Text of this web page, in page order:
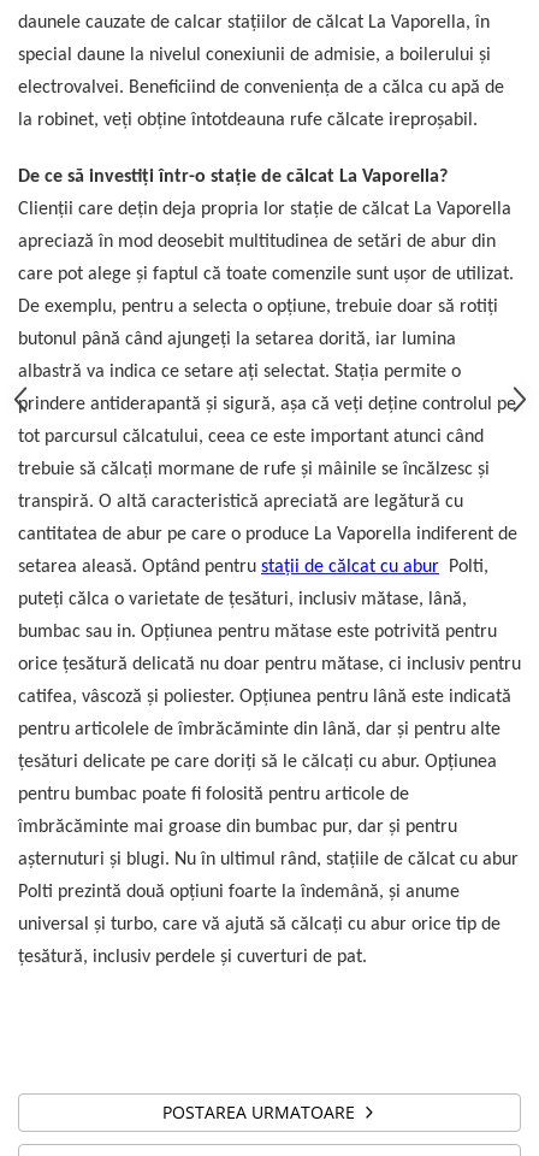
daunele cauzate de calcar stațiilor de călcat La Vaporella, în
special daune la nivelul conexiunii de admisie, a boilerului și
electrovalvei. Beneficiind de conveniența de a călca cu apă de
la robinet, veți obține întotdeauna rufe călcate ireproșabil.
De ce să investiți într-o stație de călcat La Vaporella?
Clienții care dețin deja propria lor stație de călcat La Vaporella
apreciază în mod deosebit multitudinea de setări de abur din
care pot alege și faptul că toate comenzile sunt ușor de utilizat.
De exemplu, pentru a selecta o opțiune, trebuie doar să rotiți
butonul până când ajungeți la setarea dorită, iar lumina
albastră va indica ce setare ați selectat. Stația permite o
prindere antiderapantă și sigură, așa că veți deține controlul pe
tot parcursul călcatului, ceea ce este important atunci când
trebuie să călcați mormane de rufe și mâinile se încălzesc și
transpiră. O altă caracteristică apreciată are legătură cu
cantitatea de abur pe care o produce La Vaporella indiferent de
setarea aleasă. Optând pentru stații de călcat cu abur Polti,
puteți călca o varietate de țesături, inclusiv mătase, lână,
bumbac sau in. Opțiunea pentru mătase este potrivită pentru
orice țesătură delicată nu doar pentru mătase, ci inclusiv pentru
catifea, vâscoză și poliester. Opțiunea pentru lână este indicată
pentru articolele de îmbrăcăminte din lână, dar și pentru alte
țesături delicate pe care doriți să le călcați cu abur. Opțiunea
pentru bumbac poate fi folosită pentru articole de
îmbrăcăminte mai groase din bumbac pur, dar și pentru
așternuturi și blugi. Nu în ultimul rând, stațiile de călcat cu abur
Polti prezintă două opțiuni foarte la îndemână, și anume
universal și turbo, care vă ajută să călcați cu abur orice tip de
țesătură, inclusiv perdele și cuverturi de pat.
POSTAREA URMATOARE